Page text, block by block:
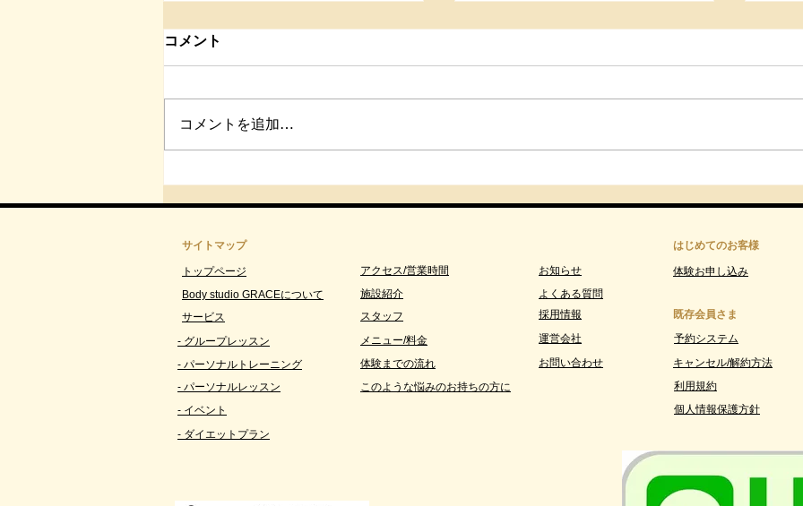
ケア方法｜完治後に必要な“感
GRACE北仙台
を
コメント
コメントを追加…
サイトマップ
トップページ
Body studio GRACEについて
サービス
- グループレッスン
- パーソナルトレーニング
- パーソナルレッスン
- イベント
- ダイエットプラン
アクセス/営業時間
施設紹介
スタッフ
メニュー/料金
体験までの流れ
このような悩みのお持ちの方に
お知らせ
よくある質問
採用情報
運営会社
お問い合わせ
はじめてのお客様
体験お申し込み
既存会員さま
予約システム
利用規約
個人情報保護方針
​キャンセル/解約方法